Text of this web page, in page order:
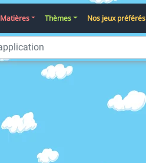
Matières Thèmes Nos jeux préférés